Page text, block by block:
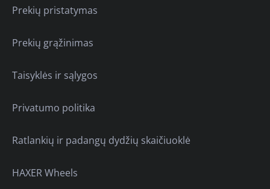
Prekių pristatymas
Prekių grąžinimas
Taisyklės ir sąlygos
Privatumo politika
Ratlankių ir padangų dydžių skaičiuoklė
HAXER Wheels